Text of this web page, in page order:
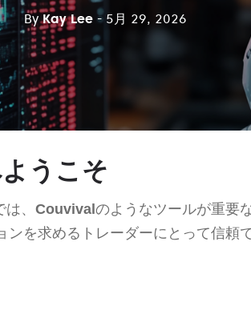
ByKay Lee - 5月 29, 2026
うこそ
、 Couvivalのようなツールが重要
ンを求めるトレーダーにとって信頼